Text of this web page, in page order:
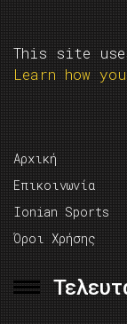
This site
Learn how
Αρχική
Επικοινωνία
Ionian Sports
Όροι Χρήσης